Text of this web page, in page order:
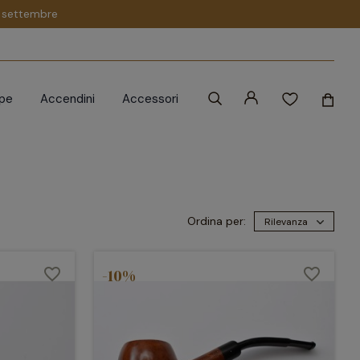
settembre
Accendini Accessori
Ordina per: Rilevanza
favorite_border -10% favorite_border